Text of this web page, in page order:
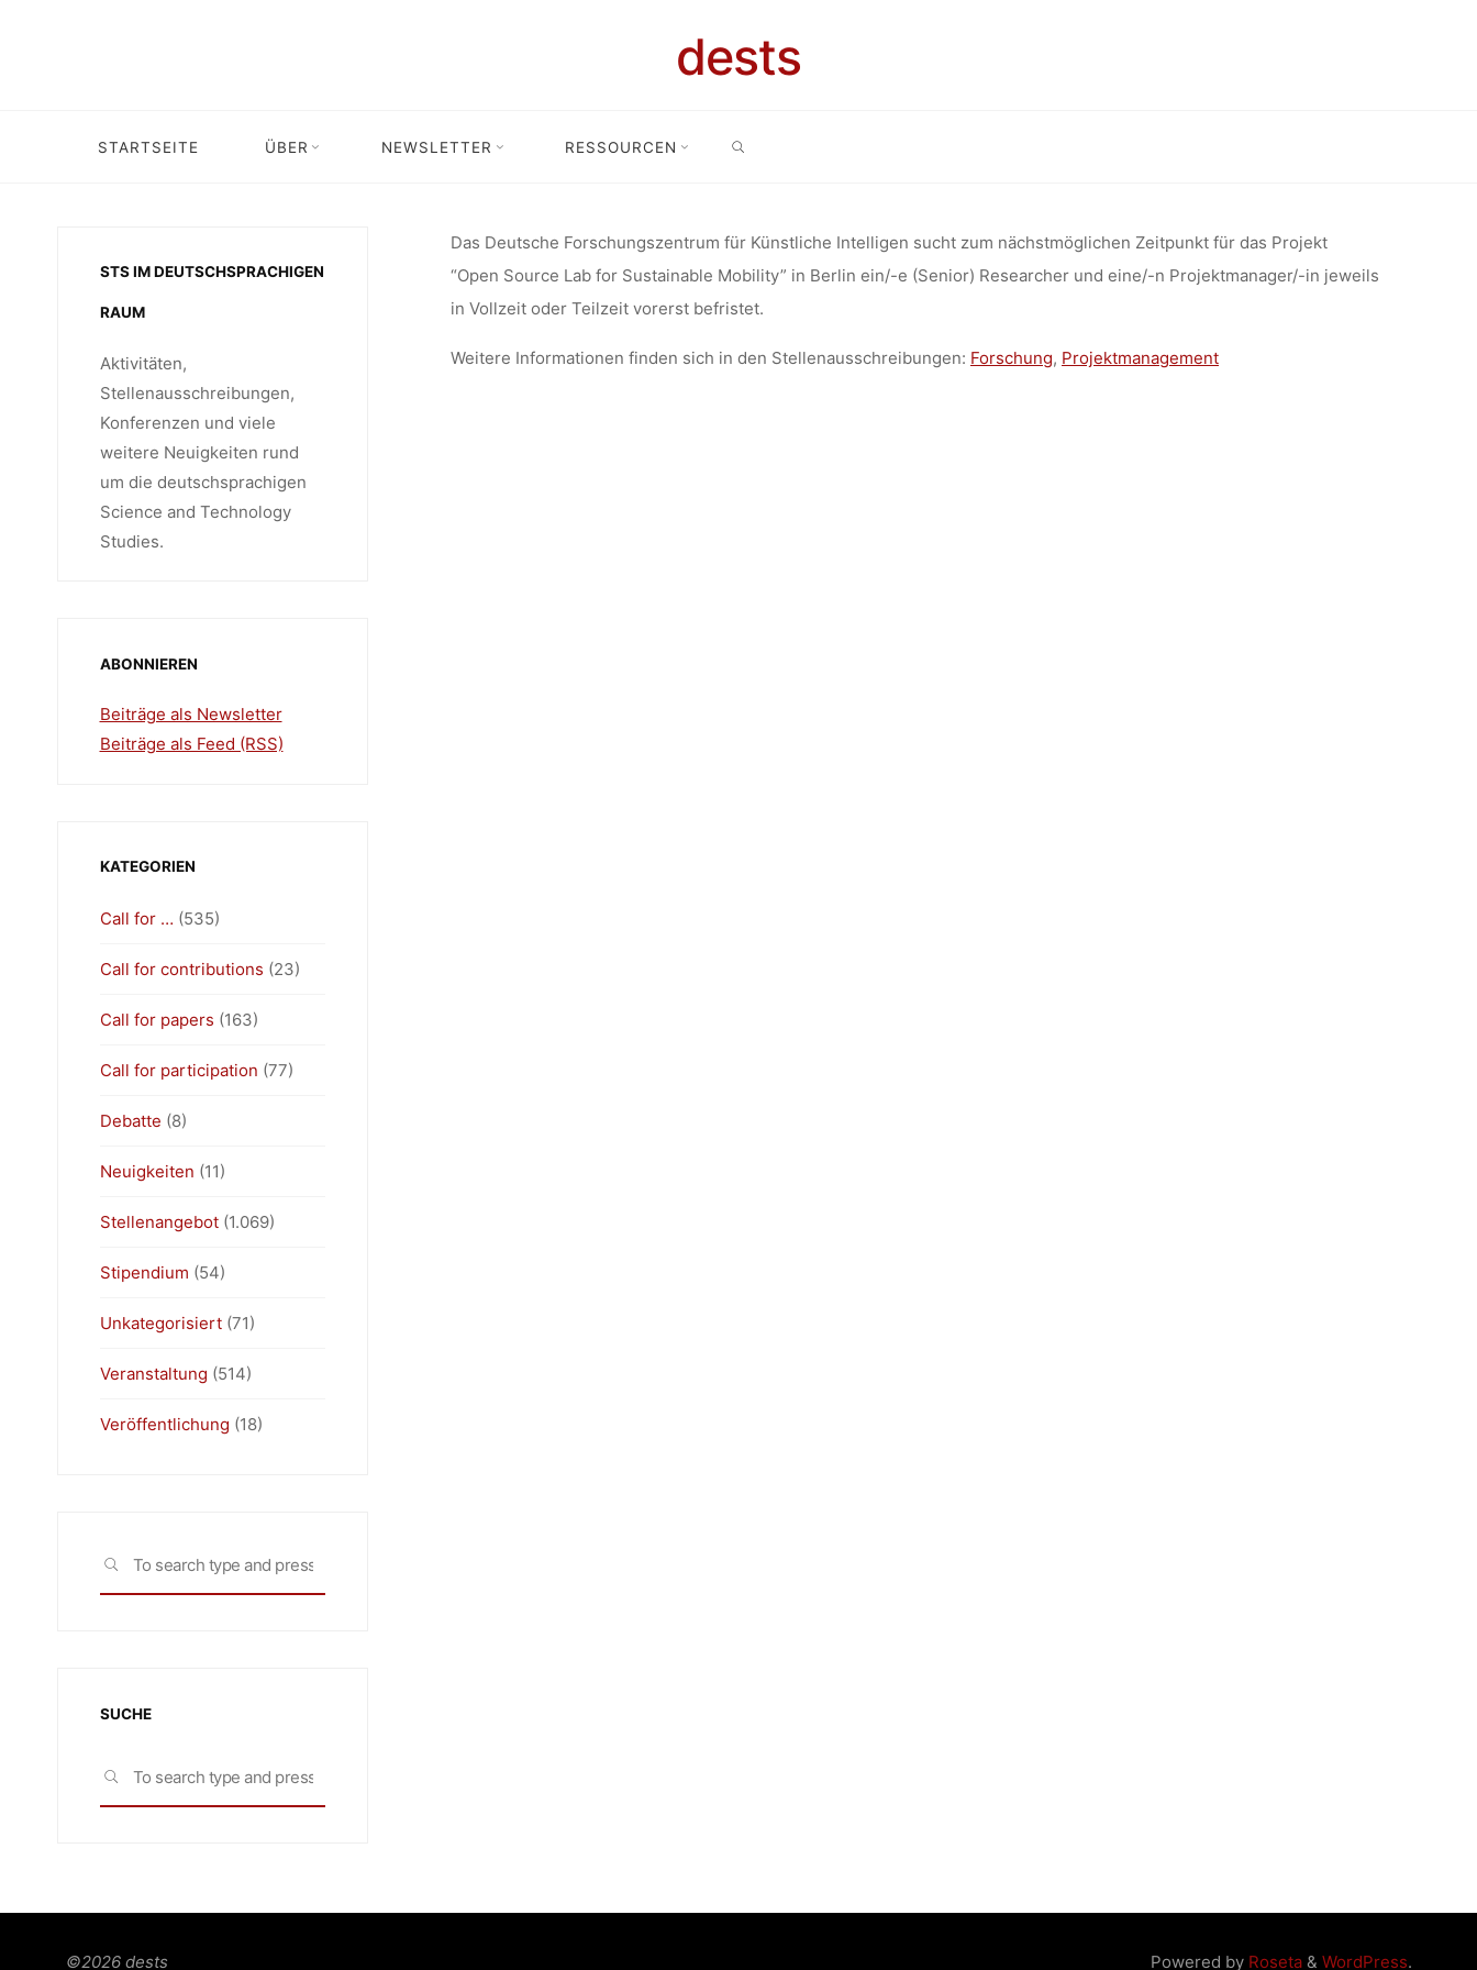
dests
STARTSEITE ÜBER NEWSLETTER RESSOURCEN
(SENIOR) RESEARCHER UND
PROJEKTMANAGEMENT IM
PROJEKT “OPEN SOURCE LAB
FOR SUSTAINABLE MOBILITY”
Stellenangebot Stellenausschreibung: (Senior) Researcher und Projektmanagement im Projekt “Open Source Lab for Sustainable Mobility” (Berlin)
Das Deutsche Forschungszentrum für Künstliche Intelligen sucht zum nächstmöglichen Zeitpunkt für das Projekt
“Open Source Lab for Sustainable Mobility” in Berlin ein/-e (Senior) Researcher und eine/-n Projektmanager/-in jeweils
in Vollzeit oder Teilzeit vorerst befristet.
Weitere Informationen finden sich in den Stellenausschreibungen: Forschung, Projektmanagement
STS IM DEUTSCHSPRACHIGEN
RAUM
Aktivitäten,
Stellenausschreibungen,
Konferenzen und viele
weitere Neuigkeiten rund
um die deutschsprachigen
Science and Technology
Studies.
ABONNIEREN
Beiträge als Newsletter
Beiträge als Feed (RSS)
KATEGORIEN
Call for … (535)
Call for contributions (23)
Call for papers (163)
Call for participation (77)
Debatte (8)
Neuigkeiten (11)
Stellenangebot(1.069)
Stipendium (54)
Unkategorisiert(71)
Veranstaltung (514)
Veröffentlichung (18)
SEARCH
SUCHE
SEARCH
Powered byRoseta& WordPress.
©2026 dests